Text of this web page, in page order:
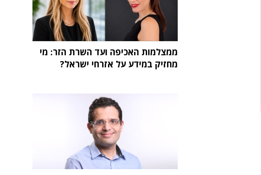
ממצלמות האכיפה ועד השרת הזר: מי
מחזיק במידע על אזרחי ישראל?